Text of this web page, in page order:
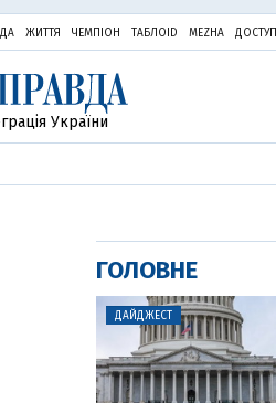
ЖИТТЯ ЧЕМПІОН ТАБЛОID MEZHA ДОСТУП
України
ГОЛОВНЕ
ДАЙДЖЕСТ